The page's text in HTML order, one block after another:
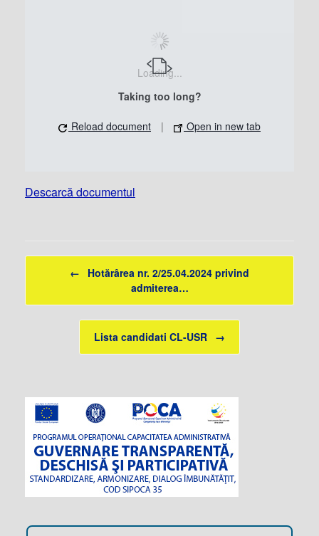
Loading...
Taking too long?
Reload document | Open in new tab
Descarcă documentul
←
Hotărârea nr. 2/25.04.2024 privind
admiterea…
Lista candidati CL-USR →